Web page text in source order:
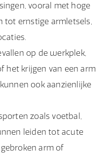
vooral met hoge
tot ernstige armletsels,
op de werkplek,
het krijgen van een arm
ook aanzienlijke
zoals voetbal,
leiden tot acute
arm of